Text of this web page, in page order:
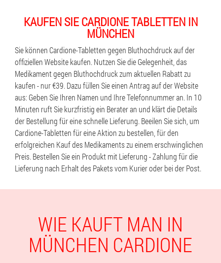
KAUFEN SIE CARDIONE TABLETTEN IN
MÜNCHEN
Sie können Cardione-Tabletten gegen Bluthochdruck auf der
offiziellen Website kaufen. Nutzen Sie die Gelegenheit, das
Medikament gegen Bluthochdruck zum aktuellen Rabatt zu
kaufen - nur €39. Dazu füllen Sie einen Antrag auf der Website
aus: Geben Sie Ihren Namen und Ihre Telefonnummer an. In 10
Minuten ruft Sie kurzfristig ein Berater an und klärt die Details
der Bestellung für eine schnelle Lieferung. Beeilen Sie sich, um
Cardione-Tabletten für eine Aktion zu bestellen, für den
erfolgreichen Kauf des Medikaments zu einem erschwinglichen
Preis. Bestellen Sie ein Produkt mit Lieferung - Zahlung für die
Lieferung nach Erhalt des Pakets vom Kurier oder bei der Post.
WIE KAUFT MAN IN
MÜNCHEN CARDIONE